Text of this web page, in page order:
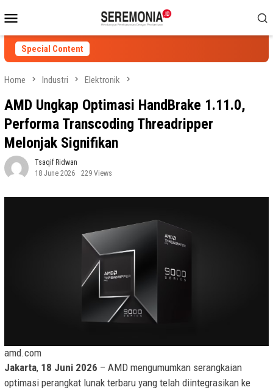
to
contentMenu
Special Content
Home Industri Elektronik
AMD Ungkap Optimasi HandBrake 1.11.0,
Performa Transcoding Threadripper
Melonjak Signifikan
Tsaqif Ridwan
18 June 2026
229 Views
amd.com
Jakarta, 18 Juni 2026 – AMD mengumumkan serangkaian
optimasi perangkat lunak terbaru yang telah diintegrasikan ke